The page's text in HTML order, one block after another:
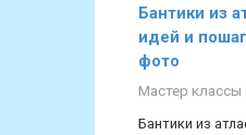
Бантики из
идей и
фото
Мастер классы
Бантики из